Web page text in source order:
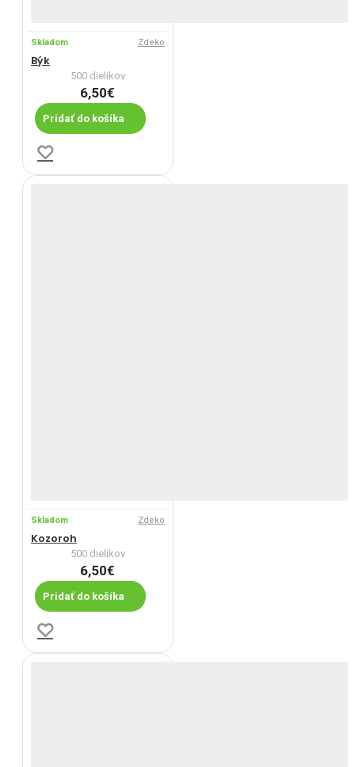
Skladom Zdeko
Býk
500 dielikov
6,50€
Pridať do košíka
Skladom Zdeko
Kozoroh
500 dielikov
6,50€
Pridať do košíka